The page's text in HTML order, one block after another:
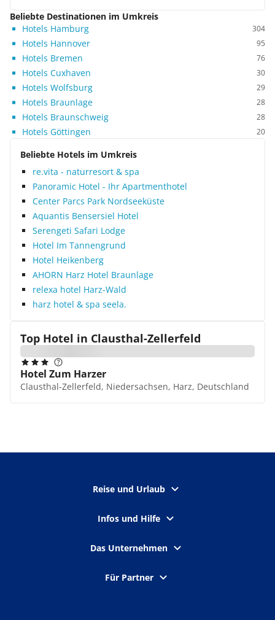
Beliebte Destinationen im Umkreis
Hotels Hamburg
304
Hotels Hannover 95
Hotels Bremen 76
Hotels Cuxhaven 30
Hotels Wolfsburg 29
Hotels Braunlage 28
Hotels Braunschweig 28
Hotels Göttingen 20
Beliebte Hotels im Umkreis
re.vita - naturresort & spa
Panoramic Hotel - Ihr Apartmenthotel
Center Parcs Park Nordseeküste
Aquantis Bensersiel Hotel
Serengeti Safari Lodge
Hotel Im Tannengrund
Hotel Heikenberg
AHORN Harz Hotel Braunlage
relexa hotel Harz-Wald
harz hotel & spa seela.
Top Hotel in Clausthal-Zellerfeld
Hotel Zum Harzer
Clausthal-Zellerfeld, Niedersachsen, Harz, Deutschland
Reise und Urlaub
Infos und Hilfe
Das Unternehmen
Für Partner